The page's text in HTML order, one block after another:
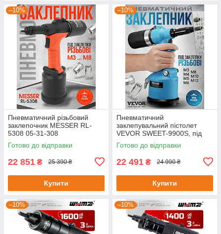
–10%
Пневматичний різьбовий
заклепочник MESSER RL-
5308 05-31-308
Готово до відправки
22 851 ₴ 25 390 ₴
Купити
–10%
Пневматичний
заклепувальний пістолет
VEVOR SWEET-9900S, під
різьбові заклепки M3-M12
700129
Готово до відправки
22 491 ₴ 24 990 ₴
Купити
–10% –10%